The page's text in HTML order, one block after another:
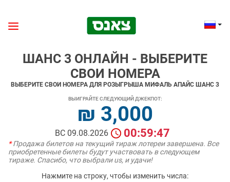
ШАНС 3 ОНЛАЙН - ВЫБЕРИТЕ
СВОИ НОМЕРА
ВЫБЕРИТЕ СВОИ НОМЕРА ДЛЯ РОЗЫГРЫША МИФАЛЬ АПАЙС ШАНС 3
ВЫИГРАЙТЕ СЛЕДУЮЩИЙ ДЖЕКПОТ:
₪ 3,000
ВС 09.08.2026 00:59:47
*Продажа билетов на текущий тираж лотереи завершена. Все
приобретенные билеты будут участвовать в следующем
тираже. Спасибо, что выбрали us, и удачи!
Нажмите на строку, чтобы изменить числа: